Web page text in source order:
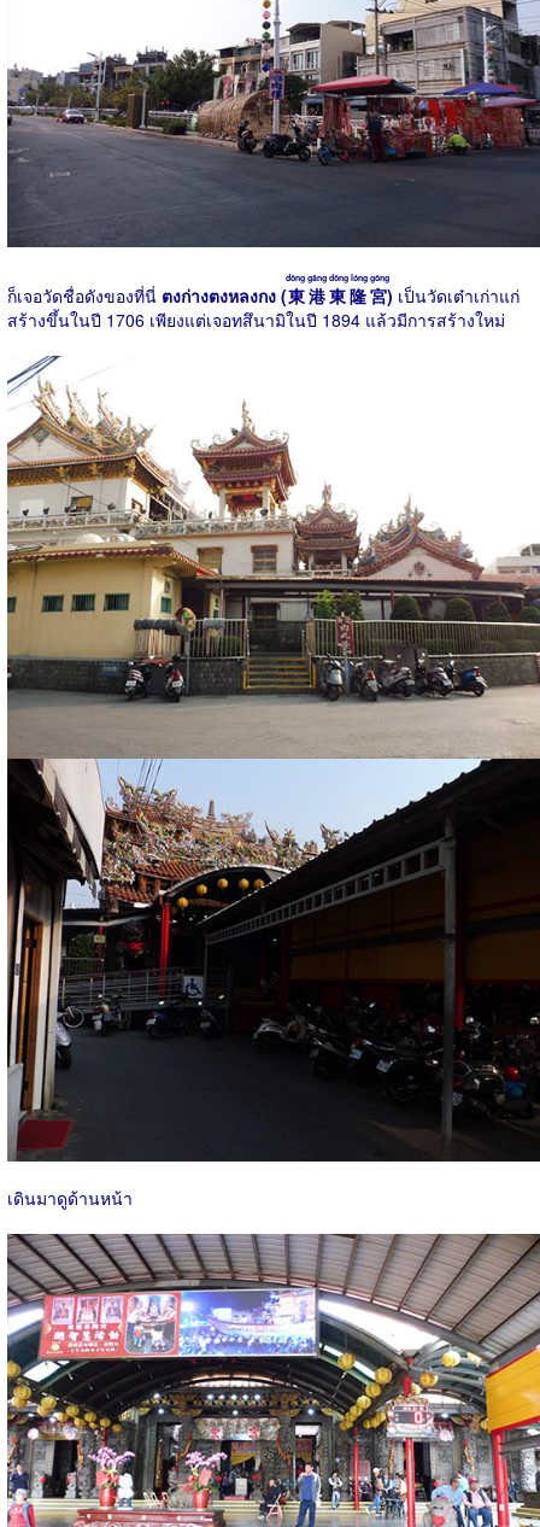
ก็เจอวัดชื่อดังของที่นี่ ตงก่างตงหลงกง (東港東隆宮
dōng gǎng dōng lóng gōng
) เป็นวัดเต๋าเก่าแก่
สร้างขึ้นในปี 1706 เพียงแต่เจอทสึนามิในปี 1894 แล้วมีการสร้างใหม่
เดินมาดูด้านหน้า